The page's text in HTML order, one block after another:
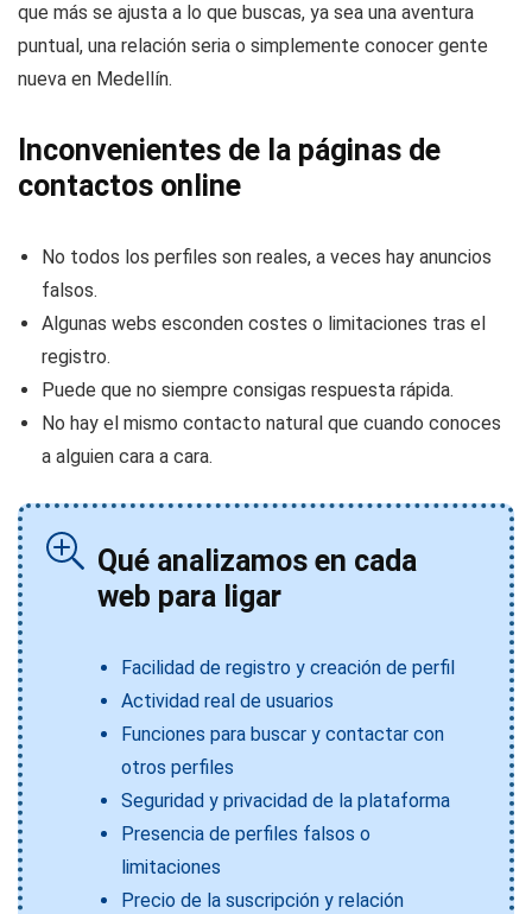
que más se ajusta a lo que buscas, ya sea una aventura
puntual, una relación seria o simplemente conocer gente
nueva en Medellín.
Inconvenientes de la páginas de
contactos online
No todos los perfiles son reales, a veces hay anuncios
falsos.
Algunas webs esconden costes o limitaciones tras el
registro.
Puede que no siempre consigas respuesta rápida.
No hay el mismo contacto natural que cuando conoces
a alguien cara a cara.
Qué analizamos en cada
web para ligar
Facilidad de registro y creación de perfil
Actividad real de usuarios
Funciones para buscar y contactar con
otros perfiles
Seguridad y privacidad de la plataforma
Presencia de perfiles falsos o
limitaciones
Precio de la suscripción y relación